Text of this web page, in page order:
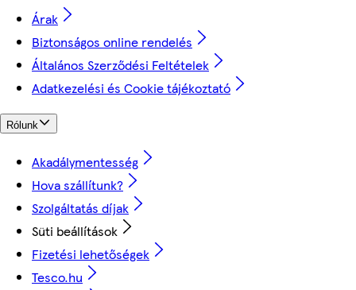
Árak
Biztonságos online rendelés
Általános Szerződési Feltételek
Adatkezelési és Cookie tájékoztató
Rólunk
Akadálymentesség
Hova szállítunk?
Szolgáltatás díjak
Süti beállítások
Fizetési lehetőségek
Tesco.hu